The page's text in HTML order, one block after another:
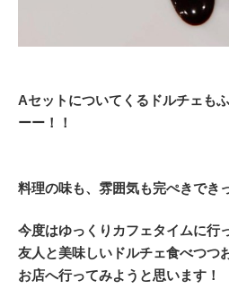
Aセットについてくるドルチェも
ーー！！
料理の味も、雰囲気も完ぺきでき
今度はゆっくりカフェタイムに行
友人と美味しいドルチェ食べつつ
お店へ行ってみようと思います！